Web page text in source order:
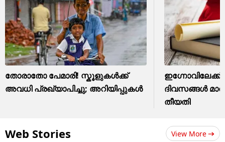
തോരാതോ പേമാരി! സ്കൂളുകൾക്ക്
അവധി പ്രഖ്യാപിച്ചു; അറിയിപ്പുകൾ
ഇഗ്നോവിലേക്ക്
ദിവസങ്ങൾ
തീയതി
Web Stories View More